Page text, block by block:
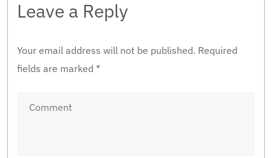
Leave a Reply
Your email address will not be published. Required
fields are marked *